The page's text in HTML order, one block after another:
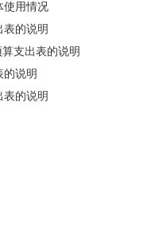
使用情况
表的说明
支出表的说明
的说明
表的说明